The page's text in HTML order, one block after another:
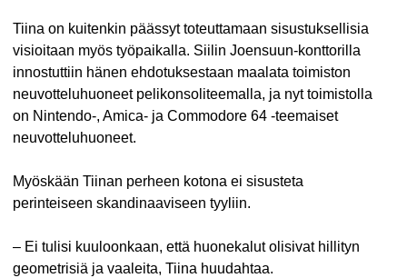
Tiina on kuitenkin päässyt toteuttamaan sisustuksellisia
visioitaan myös työpaikalla. Siilin Joensuun-konttorilla
innostuttiin hänen ehdotuksestaan maalata toimiston
neuvotteluhuoneet pelikonsoliteemalla, ja nyt toimistolla
on Nintendo-, Amica- ja Commodore 64 -teemaiset
neuvotteluhuoneet.
Myöskään Tiinan perheen kotona ei sisusteta
perinteiseen skandinaaviseen tyyliin.
– Ei tulisi kuuloonkaan, että huonekalut olisivat hillityn
geometrisiä ja vaaleita, Tiina huudahtaa.